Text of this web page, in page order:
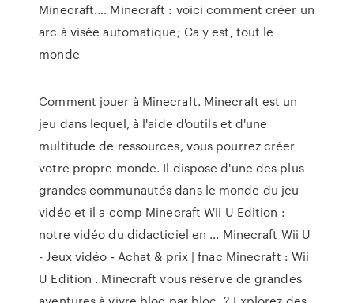
Minecraft.… Minecraft : voici comment créer un
arc à visée automatique; Ca y est, tout le
monde
Comment jouer à Minecraft. Minecraft est un
jeu dans lequel, à l'aide d'outils et d'une
multitude de ressources, vous pourrez créer
votre propre monde. Il dispose d'une des plus
grandes communautés dans le monde du jeu
vidéo et il a comp Minecraft Wii U Edition :
notre vidéo du didacticiel en ... Minecraft Wii U
- Jeux vidéo - Achat & prix | fnac Minecraft : Wii
U Edition . Minecraft vous réserve de grandes